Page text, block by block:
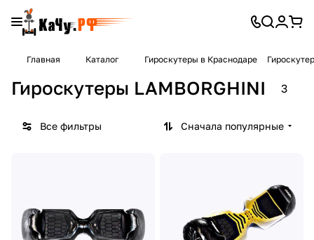
Главная Каталог Гироскутеры в Краснодаре
Гироскутеры LAMBORGHINI 3
Все фильтры Сначала популярные